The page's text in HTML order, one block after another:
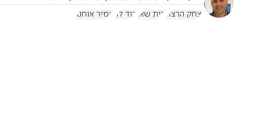
יצחק הרצוג בית שאן דוד לוי אמיר אוחנה